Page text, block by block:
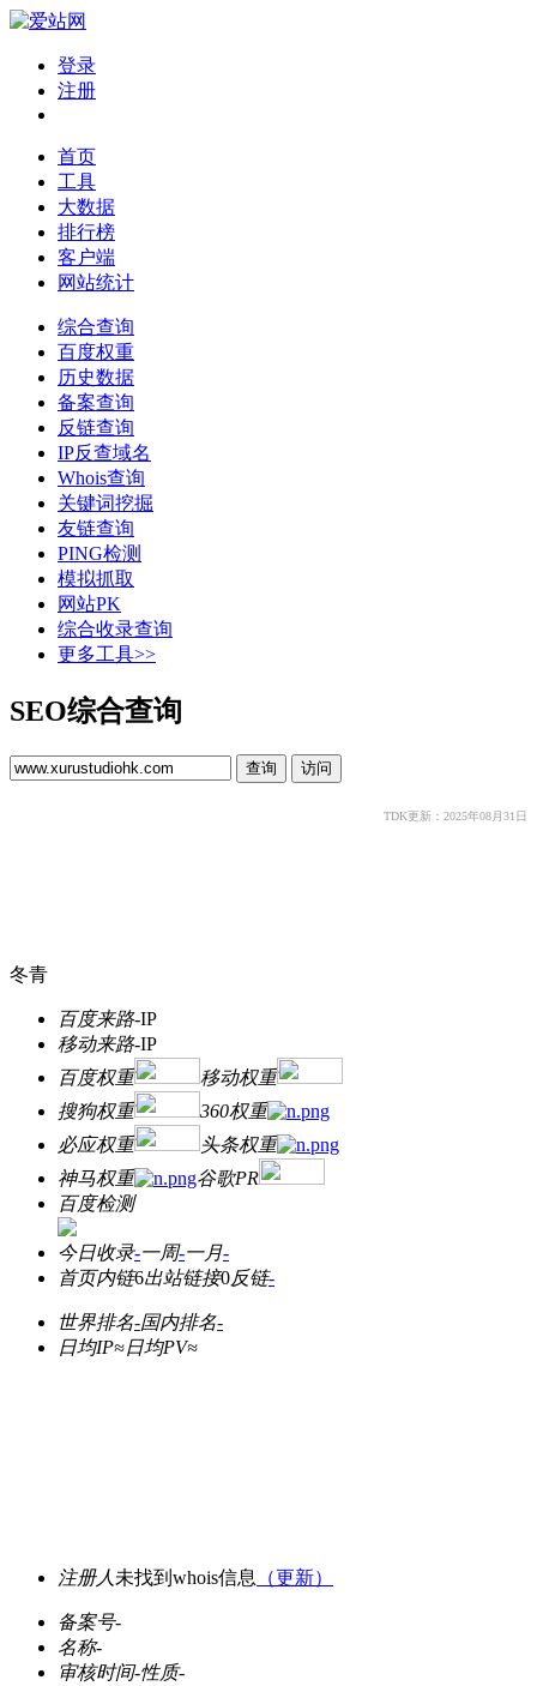
登录
注册
首页
工具
大数据
排行榜
客户端
网站统计
综合查询
百度权重
历史数据
备案查询
反链查询
IP反查域名
Whois查询
关键词挖掘
友链查询
PING检测
模拟抓取
网站PK
综合收录查询
更多工具>>
SEO综合查询
TDK更新：2025年08月31日
冬青
百度来路-IP
移动来路-IP
百度权重
移动权重
搜狗权重
360权重
必应权重
头条权重
神马权重
谷歌PR
百度检测
今日收录-一周-一月-
首页内链6出站链接0反链-
世界排名-国内排名-
日均IP≈日均PV≈
注册人 未找到whois信息 （更新）
备案号-
名称-
审核时间-性质-